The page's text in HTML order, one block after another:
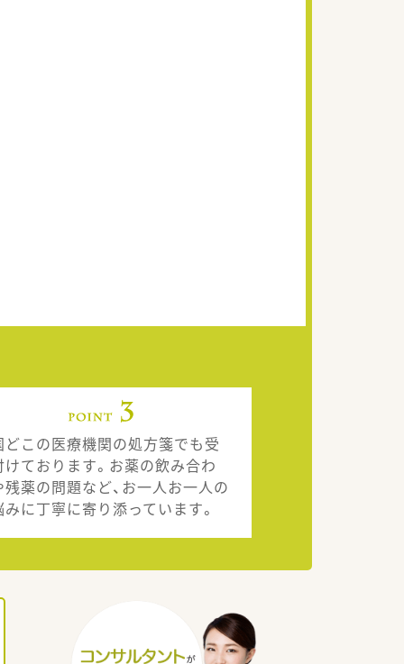
どこの医療機関の処方箋でも受
けております。お薬の飲み合わ
残薬の問題など、お一人お一人の
みに丁寧に寄り添っています。